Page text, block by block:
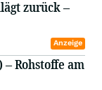
zurück –
Anzeige
Rohstoffe am